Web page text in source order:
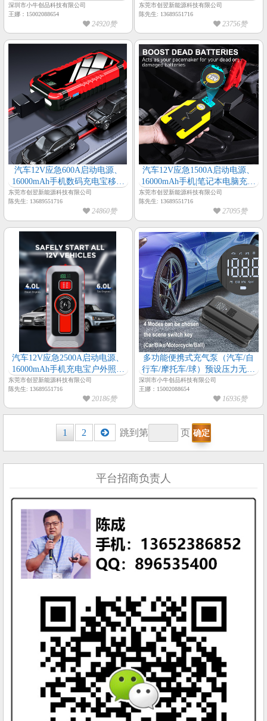
球）LED手电筒预设压力微型车
载充气泵
深圳市小牛创品科技有限公司
王娜：15002088654
24920赞
源、户外照明多合一汽车应急启
动电源
东莞市创翌新能源科技有限公司
陈先生: 13689551716
23756赞
汽车12V应急600A启动电源、
16000mAh手机数码充电宝移动
电源、户外照明多合一柴汽双启
应急启动电源
东莞市创翌新能源科技有限公司
陈先生: 13689551716
24860赞
汽车12V应急1500A启动电源、
16000mAh手机|笔记本电脑充电
宝移动电源、户外照明多合一汽
车应急启动电源
东莞市创翌新能源科技有限公司
陈先生: 13689551716
27095赞
汽车12V应急2500A启动电源、
16000mAh手机充电宝户外照明
多合一SUV|皮卡|摩托车|游艇|汽
车应急启动电源
东莞市创翌新能源科技有限公司
陈先生: 13689551716
20186赞
多功能便携式充气泵（汽车/自
行车/摩托车/球）预设压力无线
充气泵微型车载充气泵
深圳市小牛创品科技有限公司
王娜：15002088654
16936赞
1 2 跳到第 页
平台招商负责人